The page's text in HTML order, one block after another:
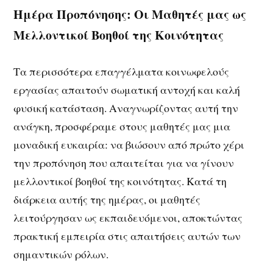
Ημέρα Προπόνησης: Οι Μαθητές μας ως
Μελλοντικοί Βοηθοί της Κοινότητας
Τα περισσότερα επαγγέλματα κοινωφελούς
εργασίας απαιτούν σωματική αντοχή και καλή
φυσική κατάσταση. Αναγνωρίζοντας αυτή την
ανάγκη, προσφέραμε στους μαθητές μας μια
μοναδική ευκαιρία: να βιώσουν από πρώτο χέρι
την προπόνηση που απαιτείται για να γίνουν
μελλοντικοί βοηθοί της κοινότητας. Κατά τη
διάρκεια αυτής της ημέρας, οι μαθητές
λειτούργησαν ως εκπαιδευόμενοι, αποκτώντας
πρακτική εμπειρία στις απαιτήσεις αυτών των
σημαντικών ρόλων.